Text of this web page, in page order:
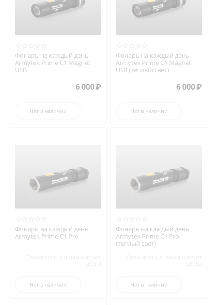
Фонарь на каждый день
Armytek Prime C1 Magnet
USB
6 000₽
Нет в наличии
Фонарь на каждый день
Armytek Prime C1 Magnet
USB (тёплый свет)
6 000₽
Нет в наличии
Фонарь на каждый день
Armytek Prime C1 Pro
Нет в наличии
Фонарь на каждый день
Armytek Prime C1 Pro
(тёплый свет)
Нет в наличии